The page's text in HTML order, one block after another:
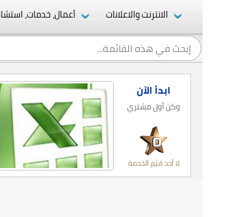
الانترنت والاعلانات أعمال، خدمات،
ابدأ الآن
وكن أول مشتري
لا أحد قيّم الخدمة